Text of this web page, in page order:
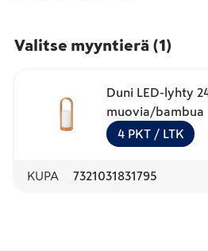
Valitse myyntierä (1)
Duni LED-lyhty
muovia/bambua
4 PKT / LTK
KUPA 7321031831795